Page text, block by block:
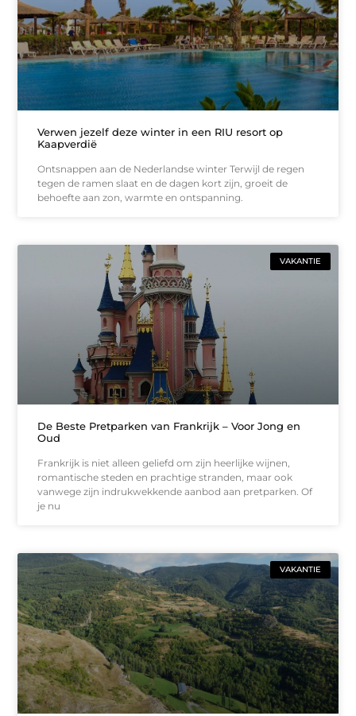
Verwen jezelf deze winter in een RIU resort op
Kaapverdië
Ontsnappen aan de Nederlandse winter Terwijl de regen
tegen de ramen slaat en de dagen kort zijn, groeit de
behoefte aan zon, warmte en ontspanning.
VAKANTIE
De Beste Pretparken van Frankrijk – Voor Jong en
Oud
Frankrijk is niet alleen geliefd om zijn heerlijke wijnen,
romantische steden en prachtige stranden, maar ook
vanwege zijn indrukwekkende aanbod aan pretparken. Of
je nu
VAKANTIE